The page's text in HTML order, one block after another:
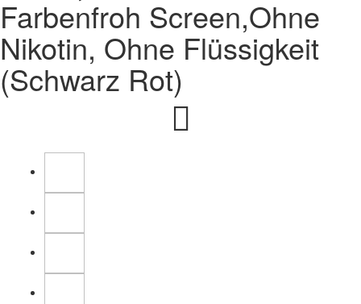
Farbenfroh Screen,Ohne
Nikotin, Ohne Flüssigkeit
(Schwarz Rot)